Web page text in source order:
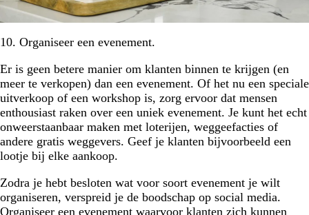
10. Organiseer een evenement.
Er is geen betere manier om klanten binnen te krijgen (en
meer te verkopen) dan een evenement. Of het nu een speciale
uitverkoop of een workshop is, zorg ervoor dat mensen
enthousiast raken over een uniek evenement. Je kunt het echt
onweerstaanbaar maken met loterijen, weggeefacties of
andere gratis weggevers. Geef je klanten bijvoorbeeld een
lootje bij elke aankoop.
Zodra je hebt besloten wat voor soort evenement je wilt
organiseren, verspreid je de boodschap op social media.
Organiseer een evenement waarvoor klanten zich kunnen